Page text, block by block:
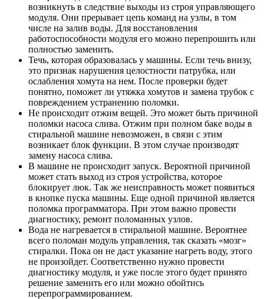
возникнуть в следствие выходы из строя управляющего
модуля. Они прерывает цепь команд на узлы, в том
числе на залив воды. Для восстановления
работоспособности модуля его можно перепрошить или
полностью заменить.
Течь, которая образовалась у машины. Если течь внизу,
это признак нарушения целостности патрубка, или
ослабления хомута на нем. После проверки будет
понятно, поможет ли утяжка хомутов и замена трубок с
повреждением устранению поломки.
Не происходит отжим вещей. Это может быть причиной
поломки насоса слива. Отжим при полном баке воды в
стиральной машине невозможен, в связи с этим
возникает блок функции. В этом случае производят
замену насоса слива.
В машине не происходит запуск. Вероятной причиной
может стать выход из строя устройства, которое
блокирует люк. Так же неисправность может появиться
в кнопке пуска машины. Еще одной причиной является
поломка программатора. При этом важно провести
диагностику, ремонт поломанных узлов.
Вода не нагревается в стиральной машине. Вероятнее
всего поломан модуль управления, так сказать «мозг»
стиралки. Пока он не даст указание нагреть воду, этого
не произойдет. Соответственно нужно провести
диагностику модуля, и уже после этого будет принято
решение заменить его или можно обойтись
перепрограммированием.